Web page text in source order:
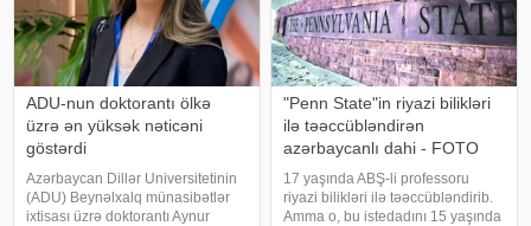
ADU-nun doktorantı ölkə
üzrə ən yüksək nəticəni
göstərdi
Azərbaycan Dillər Universitetinin
(ADU) Beynəlxalq münasibətlər
ixtisası üzrə doktorantı Aynur
"Penn State"in riyazi bilikləri
ilə təəccübləndirən
azərbaycanlı dahi - FOTO
17 yaşında ABŞ-li professoru
riyazi bilikləri ilə təəccübləndirib.
Amma o, bu istedadını 15 yaşında